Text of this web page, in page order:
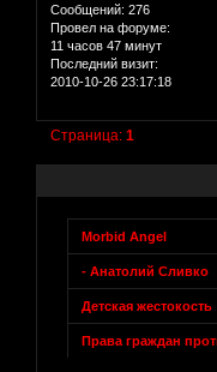
Сообщений: 276
Провел на форуме:
11 часов 47 минут
Последний визит:
2010-10-26 23:17:18
Страница:1
Morbid Angel
- Анатолий Сливко
Детская жестокость
Права граждан